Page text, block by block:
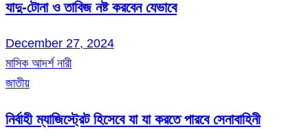
যাদু-টোনা ও তাবিজ নষ্ট করবেন যেভাবে
December 27, 2024
মাসিক আদর্শ নারী
জাতীয়
নির্বাহী ম্যাজিস্ট্রেট হিসেবে যা যা করতে পারবে সেনাবাহিনী